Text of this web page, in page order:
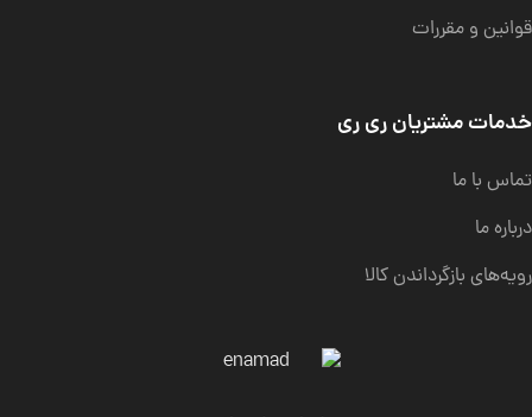
قوانین و مقررات
خدمات مشتریان ری ری
تماس با ما
درباره ما
رویه‌های بازگرداندن کالا